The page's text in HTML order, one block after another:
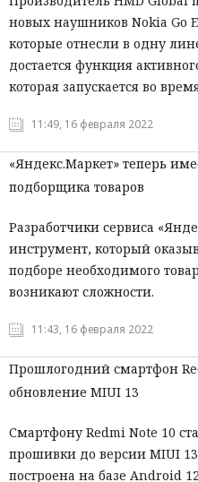
новых наушников Nokia Go
которые отнесли в одну
достается функция
которая запускается во
11:49, 16 февраля 2022
«Яндекс.Маркет» теперь
подборщика товаров
Разработчики сервиса
инструмент, который
подборе необходимого
возникают сложности.
11:43, 16 февраля 2022
Прошлогодний смартфон
обновление MIUI 13
Смартфону Redmi Note 10
прошивки до версии MIUI
построена на базе Android